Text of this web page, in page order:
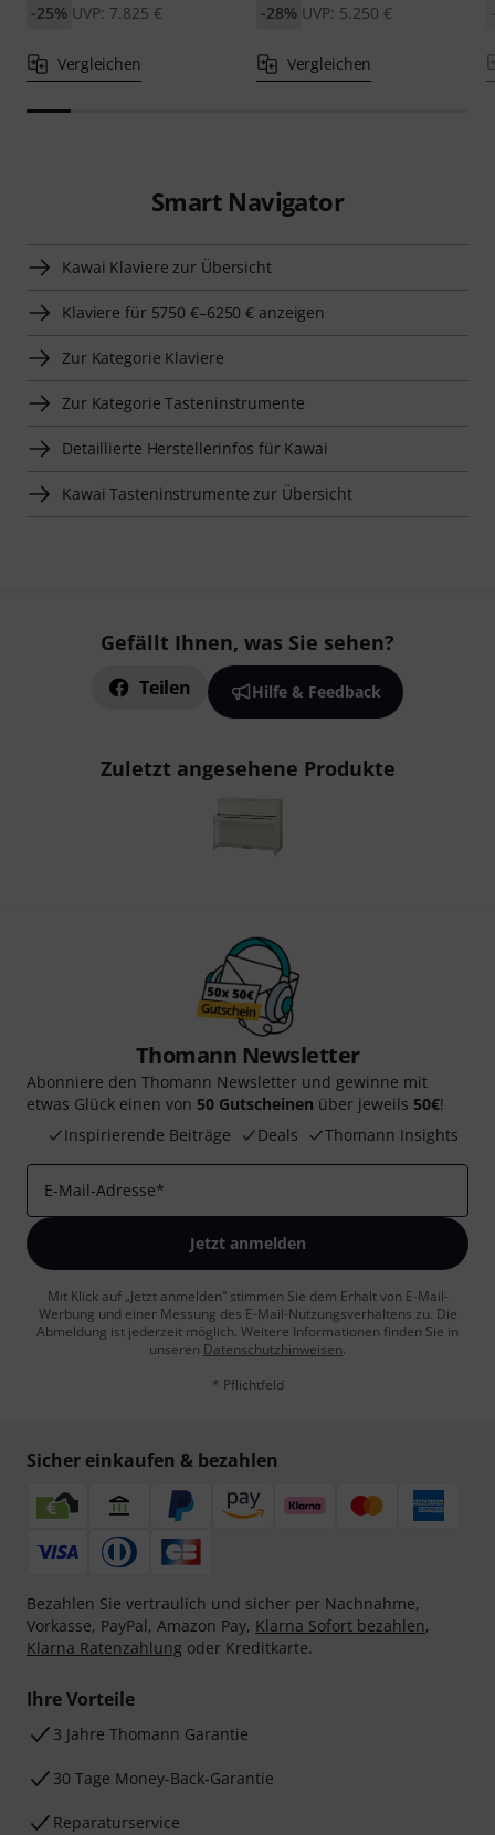
UVP: 7.825 €
-25%
Vergleichen
UVP: 5.250 €
-28%
Vergleichen
Smart Navigator
Kawai Klaviere zur Übersicht
Klaviere für 5750 €–6250 € anzeigen
Zur Kategorie Klaviere
Zur Kategorie Tasteninstrumente
Detaillierte Herstellerinfos für Kawai
Kawai Tasteninstrumente zur Übersicht
Gefällt Ihnen, was Sie sehen?
Teilen Hilfe & Feedback
Zuletzt angesehene Produkte
Thomann Newsletter
Abonniere den Thomann Newsletter und gewinne mit
etwas Glück einen von 50 Gutscheinen über jeweils 50€!
Inspirierende Beiträge
Deals Thomann Insights
E-Mail-Adresse*
Jetzt anmelden
Mit Klick auf „Jetzt anmelden“ stimmen Sie dem Erhalt von E-Mail-
Werbung und einer Messung des E-Mail-Nutzungsverhaltens zu. Die
Abmeldung ist jederzeit möglich. Weitere Informationen finden Sie in
unseren Datenschutzhinweisen.
* Pflichtfeld
Sicher einkaufen & bezahlen
Bezahlen Sie vertraulich und sicher per Nachnahme,
Vorkasse, PayPal, Amazon Pay, Klarna Sofort bezahlen,
Klarna Ratenzahlung oder Kreditkarte.
Ihre Vorteile
3 Jahre Thomann Garantie
30 Tage Money-Back-Garantie
Reparaturservice